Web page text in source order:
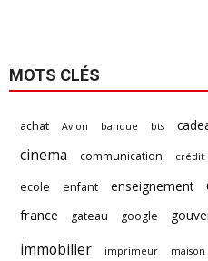
MOTS CLÉS
achat Avion banque bts
cinema communication crédit
ecole enfant enseignement
france
gateau google
immobilier imprimeur maison